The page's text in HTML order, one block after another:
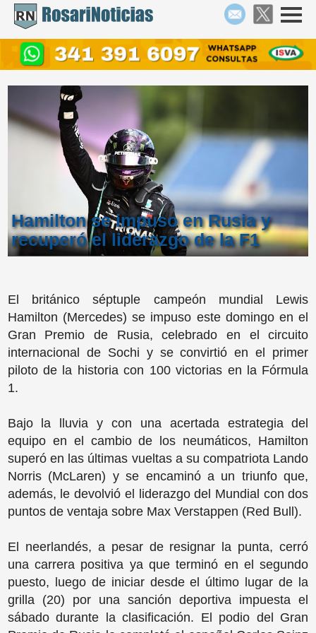
Hamilton se impuso en Rusia y
recuperó el liderazgo de la F1
El británico séptuple campeón mundial Lewis
Hamilton (Mercedes) se impuso este domingo en el
Gran Premio de Rusia, celebrado en el circuito
internacional de Sochi y se convirtió en el primer
piloto de la historia con 100 victorias en la Fórmula
1.
Bajo la lluvia y con una acertada estrategia del
equipo en el cambio de los neumáticos, Hamilton
superó en las últimas vueltas a su compatriota Lando
Norris (McLaren) y se encaminó a un triunfo que,
además, le devolvió el liderazgo del Mundial con dos
puntos de ventaja sobre Max Verstappen (Red Bull).
El neerlandés, a pesar de resignar la punta, cerró
una carrera positiva ya que terminó en el segundo
puesto, luego de iniciar desde el último lugar de la
grilla (20) por una sanción deportiva impuesta el
sábado durante la clasificación. El podio del Gran